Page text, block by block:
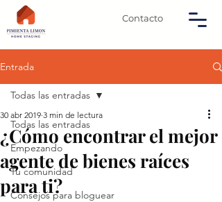
Contacto
Entrada
Todas las entradas
Empezando
Tu comunidad
Consejos para bloguear
Todas las entradas
¿Cómo encontrar el mejor
agente de bienes raíces
para ti?
30 abr 2019 3 min de lectura